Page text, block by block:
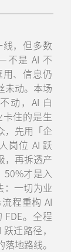
，但多数
不是 AI 不
、信息仍
未动。本场
动，AI 白
住的是生
，先用「企
岗位 AI 跃
，再拆透产
50%才是入
：一切为业
程重构 AI
。全程
迁路径，
地路线。